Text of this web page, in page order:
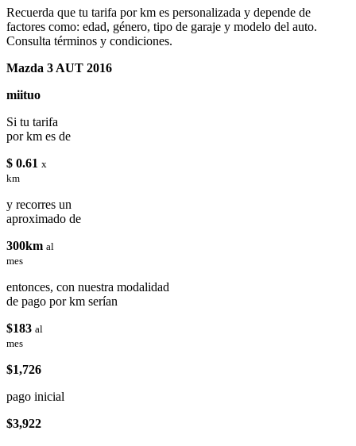
Recuerda que tu tarifa por km es personalizada y depende de
factores como: edad, género, tipo de garaje y modelo del auto.
Consulta términos y condiciones.
Mazda 3 AUT 2016
miituo
Si tu tarifa
por km es de
$ 0.61 x
km
y recorres un
aproximado de
300km al
mes
entonces, con nuestra modalidad
de pago por km serían
$183 al
mes
$1,726
pago inicial
$3,922